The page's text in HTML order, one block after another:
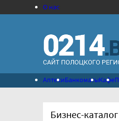
О нас
АптекиБанкоматыКафе
Бизнес-каталог